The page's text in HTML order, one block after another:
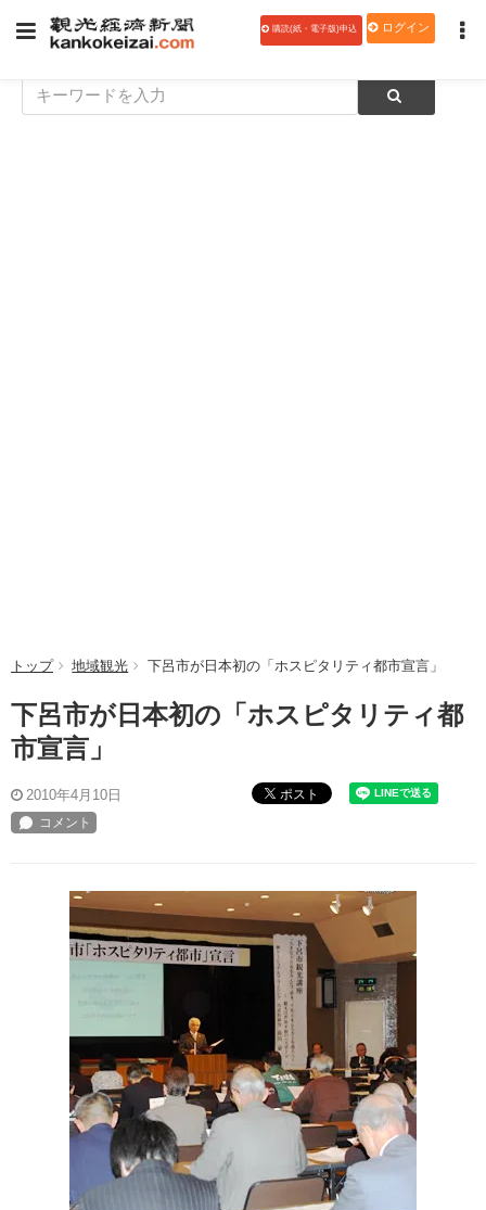
購読(紙・電子版)申込 ログイン
トップ 地域観光 下呂市が日本初の「ホスピタリティ都市宣言」
下呂市が日本初の「ホスピタリティ都
市宣言」
2010年4月10日 ポスト